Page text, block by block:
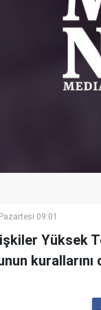
09:01
Yüksek